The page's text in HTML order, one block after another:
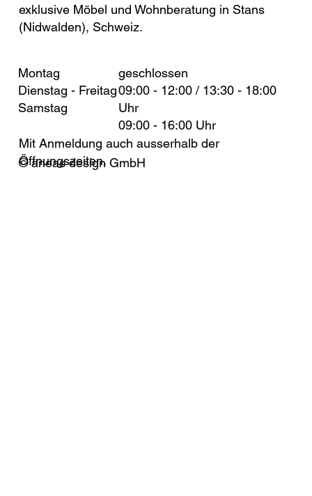
© aneas design GmbH
Mit Anmeldung auch ausserhalb der
Öffnungszeiten.
geschlossen
09:00 - 12:00 / 13:30 - 18:00
Uhr
09:00 - 16:00 Uhr
Montag
Dienstag - Freitag
Samstag
exklusive Möbel und Wohnberatung in Stans
(Nidwalden), Schweiz.